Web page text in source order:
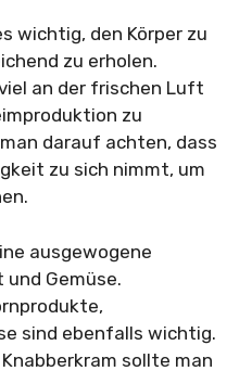
wichtig, den Körper zu
zu erholen.
an der frischen Luft
zu
darauf achten, dass
zu sich nimmt, um
ausgewogene
und Gemüse.
sind ebenfalls wichtig.
sollte man